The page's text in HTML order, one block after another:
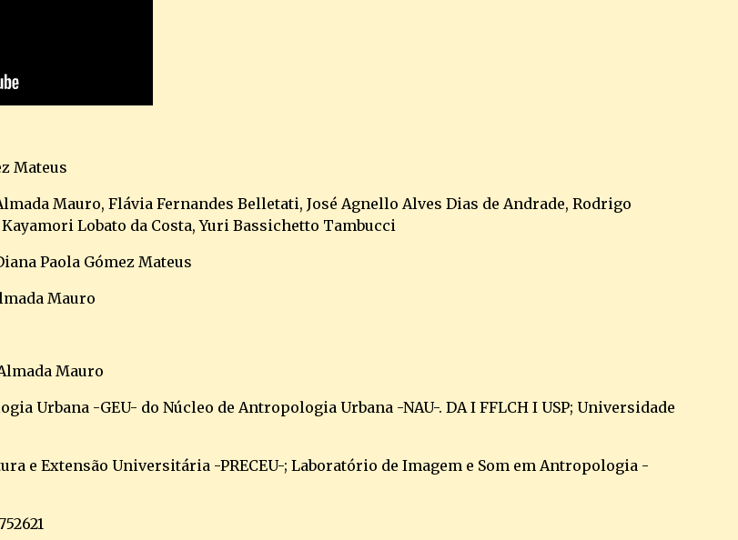
Mateus
Mauro, Flávia Fernandes Belletati, José Agnello Alves Dias de Andrade, Rodrigo
Lobato da Costa, Yuri Bassichetto Tambucci
Paola Gómez Mateus
Mauro
Mauro
Urbana -GEU- do Núcleo de Antropologia Urbana -NAU-. DA I FFLCH I USP; Universidade
e Extensão Universitária -PRECEU-; Laboratório de Imagem e Som em Antropologia -